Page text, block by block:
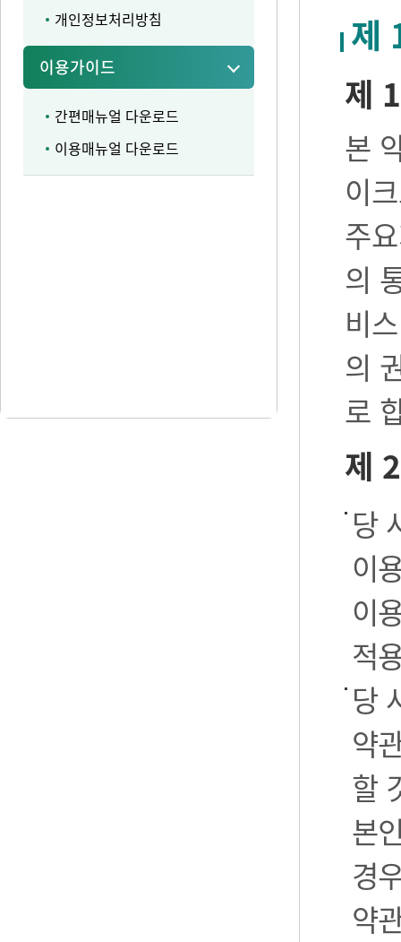
개인정보처리방침
이용가이드
간편매뉴얼 다운로드
이용매뉴얼 다운로드
제
제
본
이
주
의
비
의
로
제
당
이
이
적
당
약
할
본
경
약